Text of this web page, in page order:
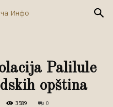
Palilule
opština
3589 0